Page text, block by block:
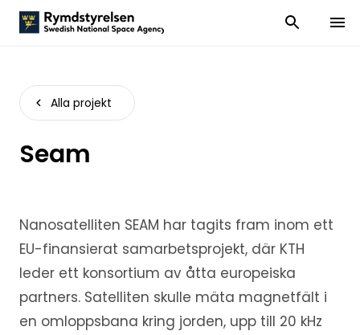
Visa och dölj
Visa
Alla projekt
Seam
Nanosatelliten SEAM har tagits fram inom ett
EU-finansierat samarbetsprojekt, där KTH
leder ett konsortium av åtta europeiska
partners. Satelliten skulle mäta magnetfält i
en omloppsbana kring jorden, upp till 20 kHz